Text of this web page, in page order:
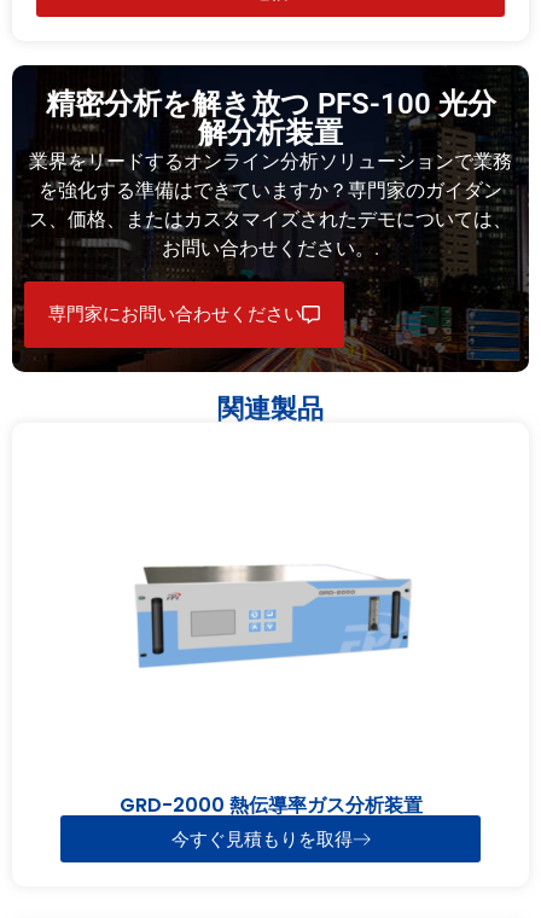
精密分析を解き放つ PFS-100 光分
解分析装置
業界をリードするオンライン分析ソリューションで業務
を強化する準備はできていますか？専門家のガイダン
ス、価格、またはカスタマイズされたデモについては、
お問い合わせください。.
専門家にお問い合わせください
関連製品
GRD-2000 熱伝導率ガス分析装置
今すぐ見積もりを取得